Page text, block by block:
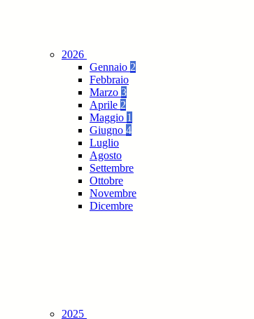
2026
Gennaio 2
Febbraio
Marzo 3
Aprile 2
Maggio 1
Giugno 4
Luglio
Agosto
Settembre
Ottobre
Novembre
Dicembre
2025